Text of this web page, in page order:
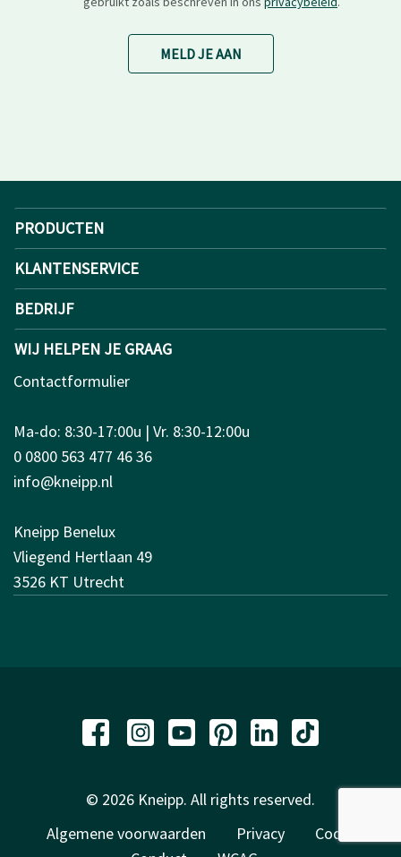
MELD JE AAN
PRODUCTEN
KLANTENSERVICE
BEDRIJF
WIJ HELPEN JE GRAAG
Contactformulier
Ma-do: 8:30-17:00u | Vr. 8:30-12:00u
0 0800 563 477 46 36
info@kneipp.nl
Kneipp Benelux
Vliegend Hertlaan 49
3526 KT Utrecht
© 2026 Kneipp. All rights reserved.
Algemene voorwaarden
Privacy
Code of